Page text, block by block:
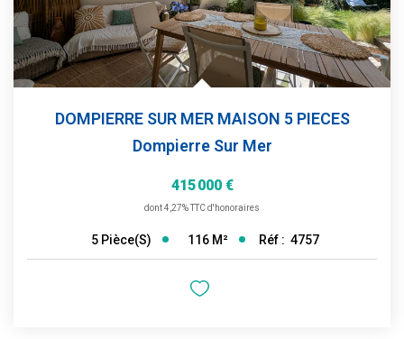
DOMPIERRE SUR MER MAISON 5 PIECES
Dompierre Sur Mer
415 000 €
dont 4,27% TTC d'honoraires
5 Pièce(s) 116 M² Réf : 4757